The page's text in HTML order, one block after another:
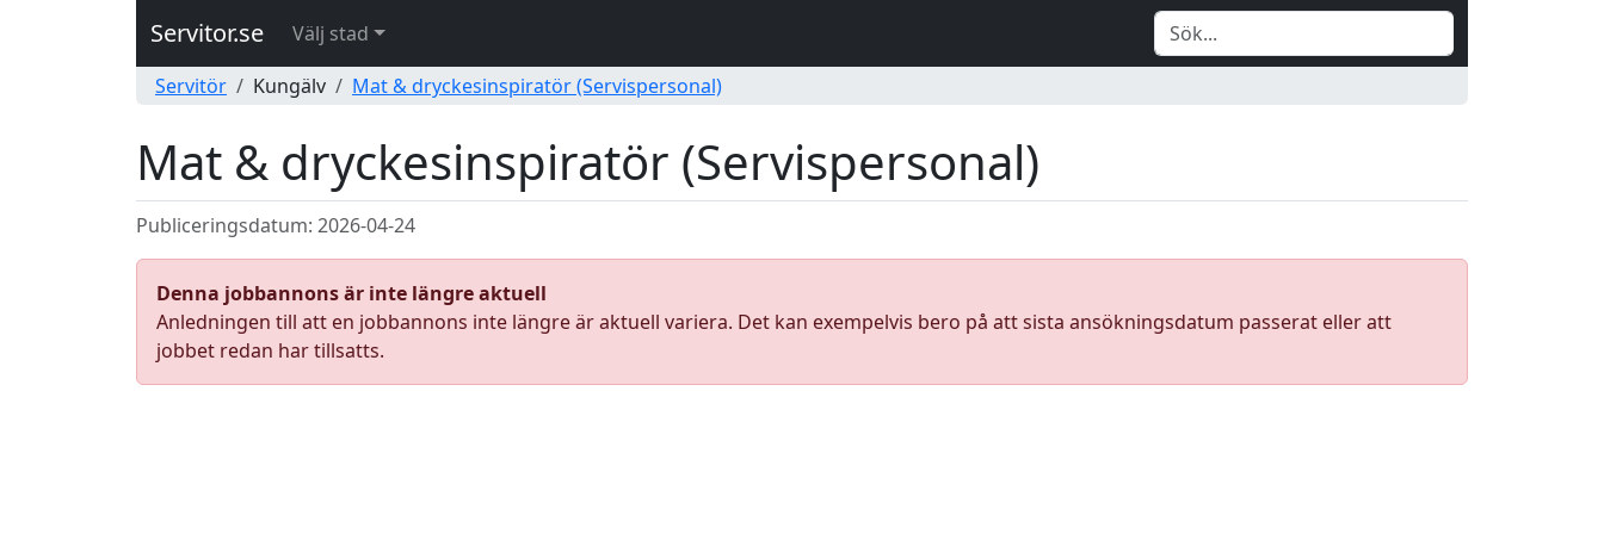
Servitor.se
Välj stad
Servitör
Kungälv Mat & dryckesinspiratör (Servispersonal)
Mat & dryckesinspiratör (Servispersonal)
Publiceringsdatum: 2026-04-24
Denna jobbannons är inte längre aktuell
Anledningen till att en jobbannons inte längre är aktuell variera. Det kan exempelvis bero på att sista ansökningsdatum passerat eller att
jobbet redan har tillsatts.